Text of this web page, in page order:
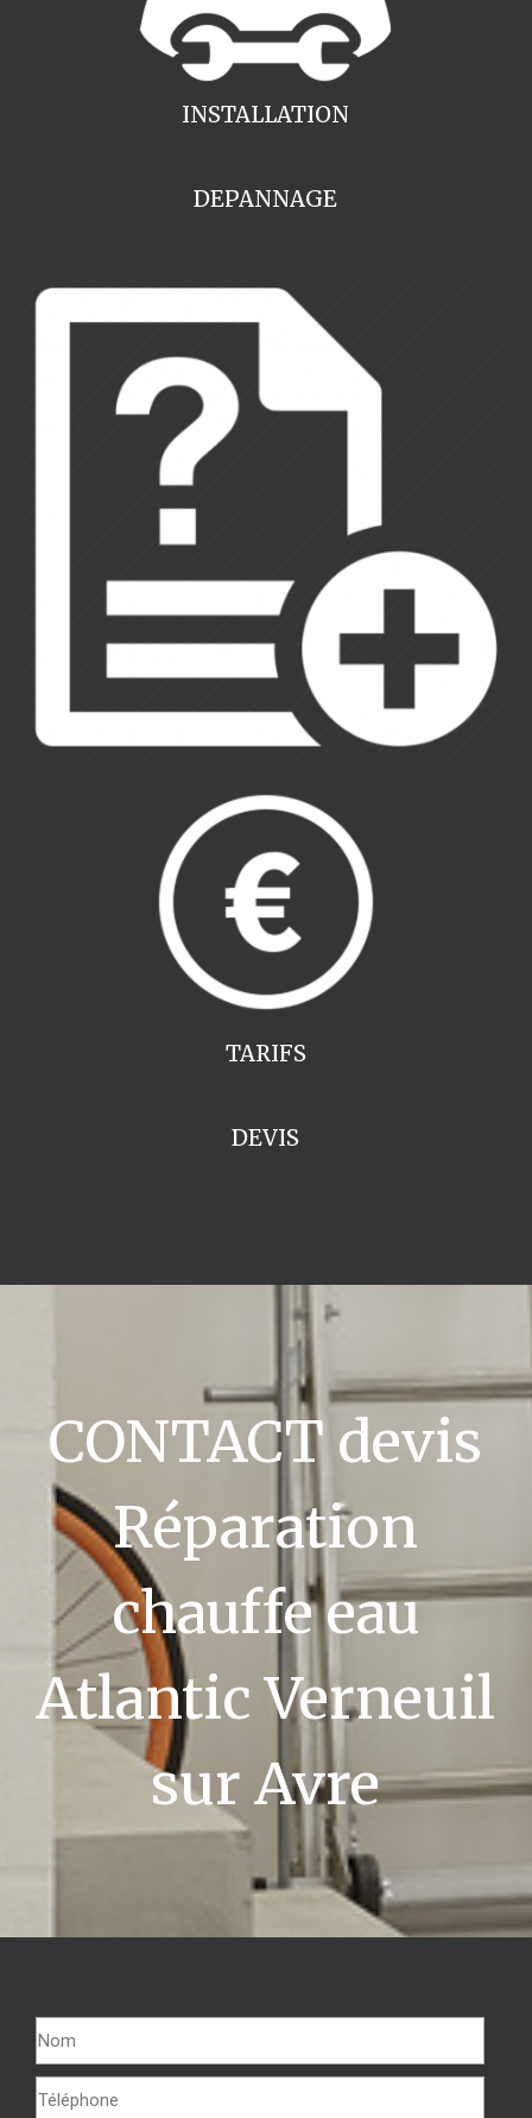
INSTALLATION
DEPANNAGE
TARIFS
DEVIS
CONTACT devis
Réparation
chauffe eau
Atlantic Verneuil
sur Avre